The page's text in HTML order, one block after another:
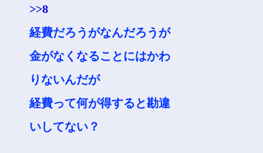
>>8
経費だろうがなんだろうが
金がなくなることにはかわ
りないんだが
経費って何が得すると勘違
いしてない？